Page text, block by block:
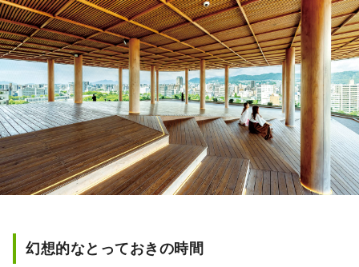
幻想的なとっておきの時間